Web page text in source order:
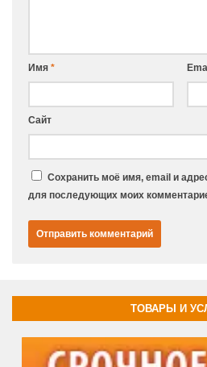
Имя *
Сайт
Сохранить моё имя, email и
для последующих моих
ТОВАРЫ И